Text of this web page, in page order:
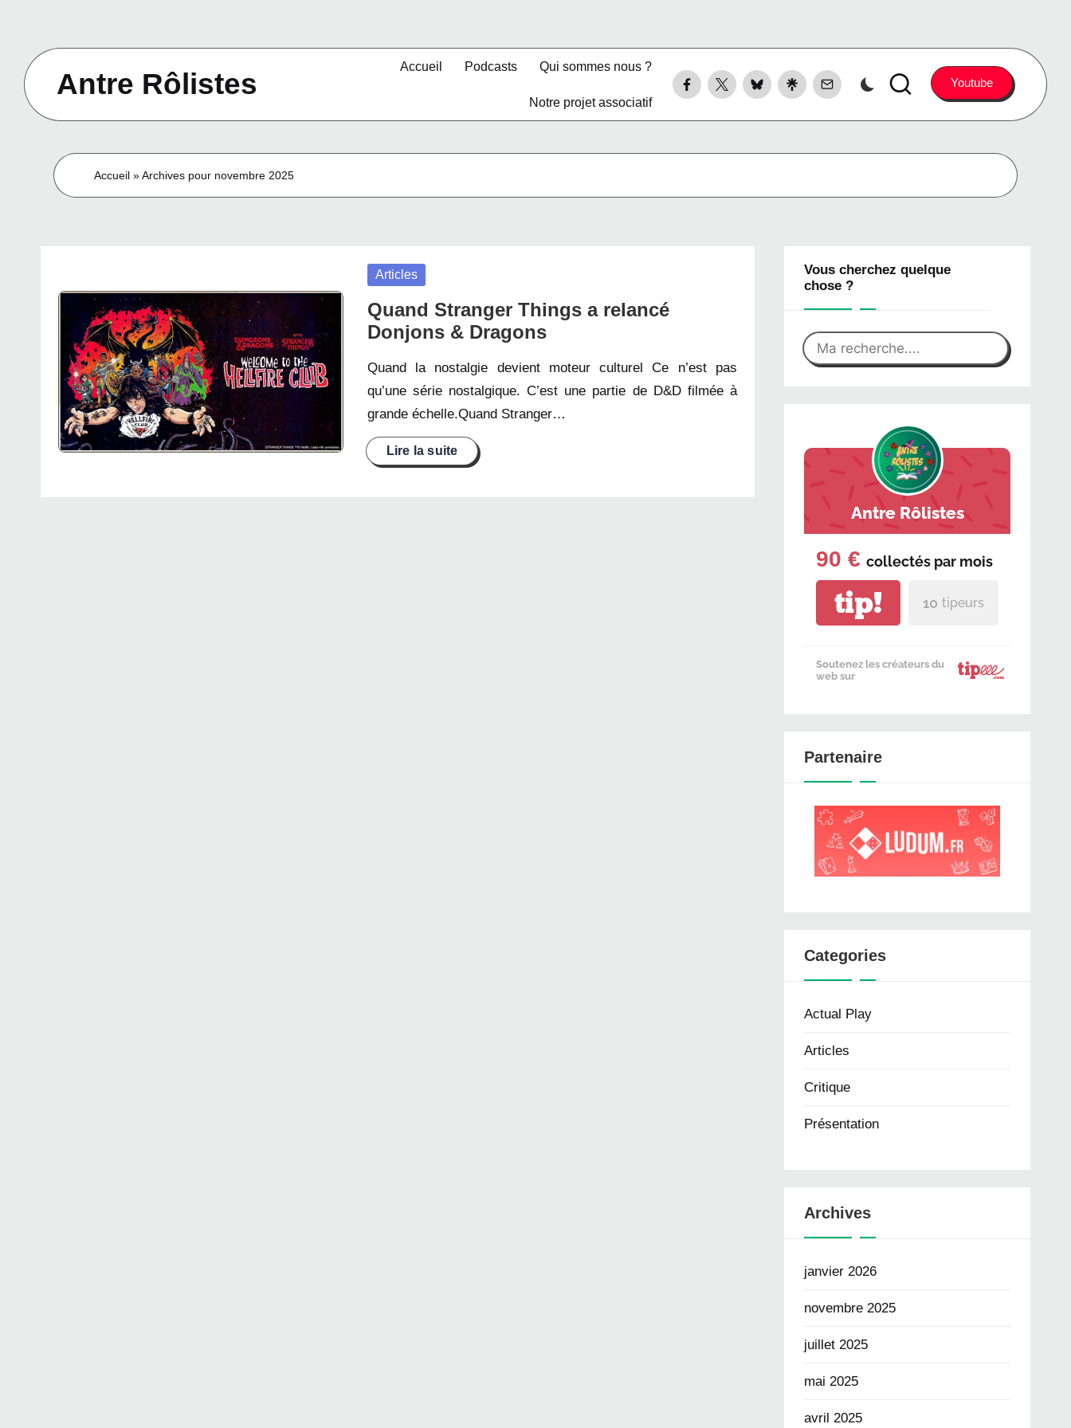
content
Antre Rôlistes
officiel
d'Antre
Accueil Podcasts Qui sommes nous ?
Notre projet associatif
Facebook
X
BlueskyLinkTreeContact Youtube
Accueil »Archives pour novembre 2025
Posted
Articles
Quand Stranger Things a relancé
Donjons & Dragons
Quand la nostalgie devient moteur culturel Ce n’est pas
qu’une série nostalgique. C’est une partie de D&D filmée à
grande échelle.Quand Stranger…
Vous cherchez quelque
chose ?
Antre Rôlistes
90 € collectés par mois
tip! 10 tipeurs
Soutenez les créateurs du
web sur
Partenaire
Categories
Actual Play
Articles
Critique
Présentation
Archives
janvier 2026
novembre 2025
juillet 2025
mai 2025
avril 2025